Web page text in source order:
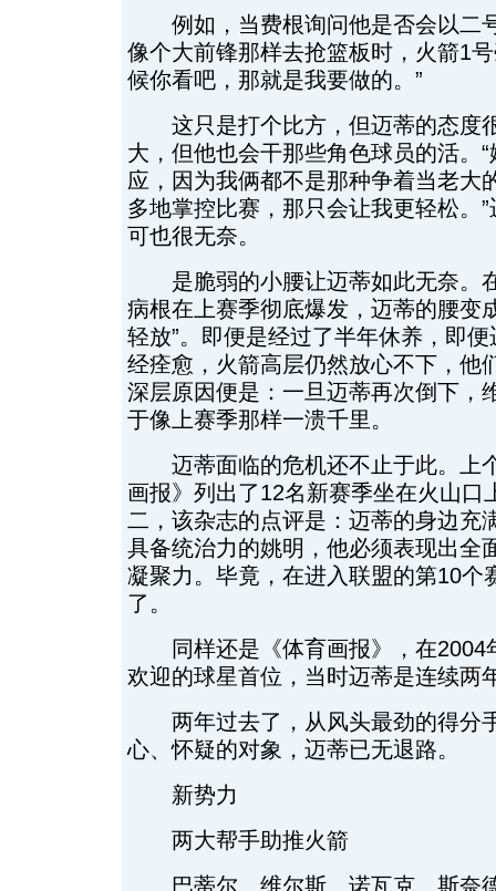
例如，当费根询问他是否会以二
像个大前锋那样去抢篮板时，火箭1
候你看吧，那就是我要做的。”
这只是打个比方，但迈蒂的态度
大，但他也会干那些角色球员的活。
应，因为我俩都不是那种争着当老大
多地掌控比赛，那只会让我更轻松。
可也很无奈。
是脆弱的小腰让迈蒂如此无奈。
病根在上赛季彻底爆发，迈蒂的腰变
轻放”。即便是经过了半年休养，即
经痊愈，火箭高层仍然放心不下，他
深层原因便是：一旦迈蒂再次倒下，
于像上赛季那样一溃千里。
迈蒂面临的危机还不止于此。上
画报》列出了12名新赛季坐在火山口
二，该杂志的点评是：迈蒂的身边充
具备统治力的姚明，他必须表现出全
凝聚力。毕竟，在进入联盟的第10个
了。
同样还是《体育画报》，在2004
欢迎的球星首位，当时迈蒂是连续两
两年过去了，从风头最劲的得分
心、怀疑的对象，迈蒂已无退路。
新势力
两大帮手助推火箭
巴蒂尔、维尔斯、诺瓦克、斯奈